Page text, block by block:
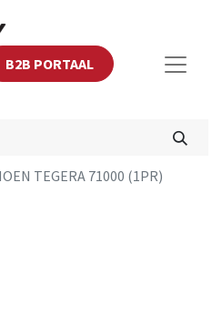
B2B PORTAAL
TEGERA 71000 (1PR)